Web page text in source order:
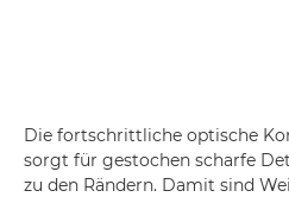
Die fortschrittliche optische
sorgt für gestochen scharfe
zu den Rändern. Damit sind